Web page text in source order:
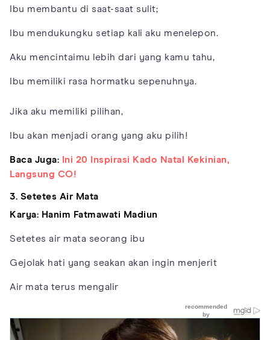
Ibu membantu di saat-saat sulit;
Ibu mendukungku setiap kali aku menelepon.
Aku mencintaimu lebih dari yang kamu tahu,
Ibu memiliki rasa hormatku sepenuhnya.
Jika aku memiliki pilihan,
Ibu akan menjadi orang yang aku pilih!
Baca Juga:
Ini 20 Inspirasi Kado Natal Kekinian,
Langsung CO!
3. Setetes Air Mata
Karya: Hanim Fatmawati Madiun
Setetes air mata seorang ibu
Gejolak hati yang seakan akan ingin menjerit
Air mata terus mengalir